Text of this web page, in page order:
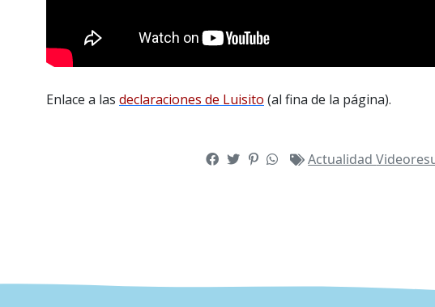
Enlace a las declaraciones de Luisito (al fina de la página).
Actualidad